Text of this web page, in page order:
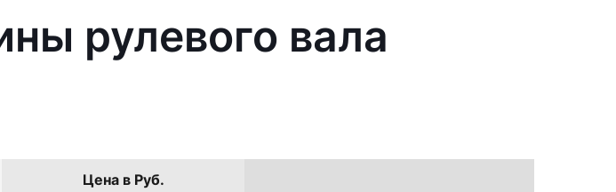
рулевого вала
Цена в Руб.